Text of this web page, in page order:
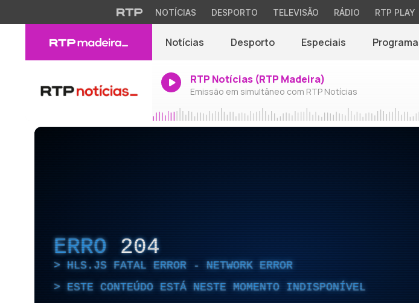
NOTÍCIAS DESPORTO TELEVISÃO RÁDIO RTP PLAY
Notícias Desporto Especiais
RTP Notícias (RTP Madeira)
Emissão em simultâneo com RTP Notícias
ERRO 204
HLS.JS FATAL ERROR - NETWORK ERROR
ESTE CONTEÚDO ESTÁ NESTE MOMENTO INDISPONÍVEL